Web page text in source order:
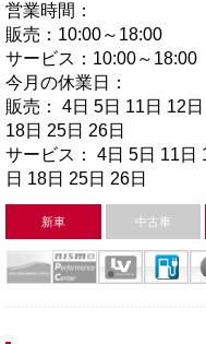
営業時間：
販売：10:00～18:00
サービス：10:00～18:00
今月の休業日：
販売： 4日 5日 11日 12
18日 25日 26日
サービス： 4日 5日 11日
日 18日 25日 26日
新車 中古車